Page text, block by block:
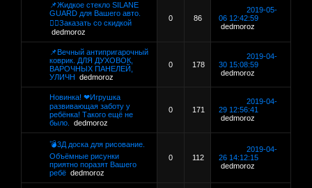
📌Жидкое стекло SILANE
GUARD для Вашего авто.
👍🏻Заказать со скидкой
dedmoroz
0 86
2019-05-
06 12:42:59
dedmoroz
📌Вечный антипригарочный
коврик. ДЛЯ ДУХОВОК,
ВАРОЧНЫХ ПАНЕЛЕЙ,
УЛИЧН dedmoroz
0 178
2019-04-
30 15:08:59
dedmoroz
Новинка! ❤Игрушка
развивающая заботу у
ребёнка! Такого ещё не
было.
dedmoroz
0 171
2019-04-
29 12:56:41
dedmoroz
💣3Д доска для рисование.
Объёмные рисунки
приятно поразят Вашего
ребё dedmoroz
0 112
2019-04-
26 14:12:15
dedmoroz